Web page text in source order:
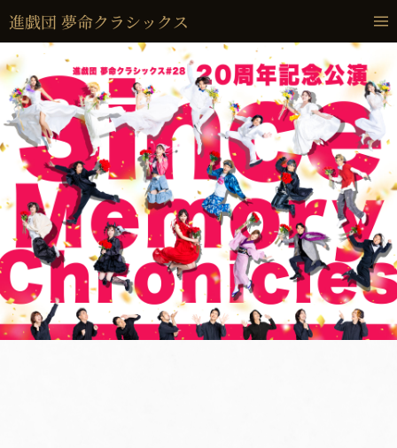
進戯団 夢命クラシックス